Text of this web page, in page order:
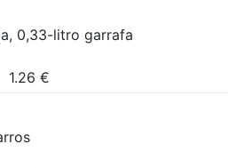
0,33-litro garrafa
1.26 €